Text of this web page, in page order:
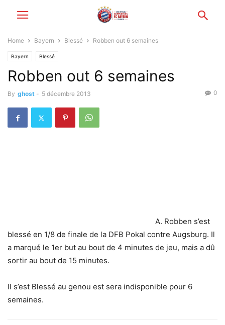
Home Bayern Blessé Robben out 6 semaines
Bayern Blessé
Robben out 6 semaines
By ghost - 5 décembre 2013 0
A. Robben s’est
blessé en 1/8 de finale de la DFB Pokal contre Augsburg. Il
a marqué le 1er but au bout de 4 minutes de jeu, mais a dû
sortir au bout de 15 minutes.
Il s’est Blessé au genou est sera indisponible pour 6
semaines.